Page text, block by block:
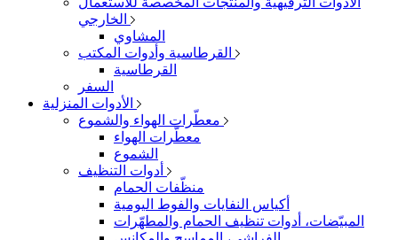
المشاوي
القرطاسية
السفر
معطّرات الهواء
الشموع
منظّفات الحمام
أكياس النفايات والفوط اليومية
المبيّضات، أدوات تنظيف الحمام والمطهّرات